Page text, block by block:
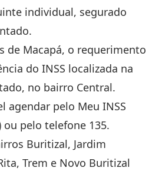
individual, segurado
de Macapá, o requerimento
do INSS localizada na
no bairro Central.
agendar pelo Meu INSS
pelo telefone 135.
Buritizal, Jardim
Trem e Novo Buritizal